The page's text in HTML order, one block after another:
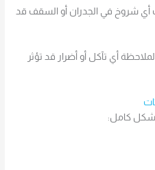
أي شروخ في الجدران أو السقف قد
أي تآكل أو أضرار قد تؤثر
بشكل كامل: